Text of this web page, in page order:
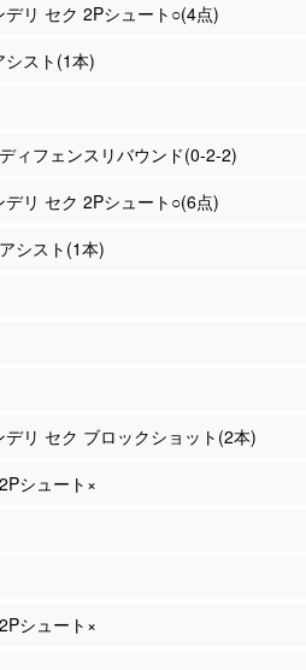
リ セク 2Pシュート○(4点)
スト(1本)
ィフェンスリバウンド(0-2-2)
リ セク 2Pシュート○(6点)
シスト(1本)
リ セク ブロックショット(2本)
シュート×
シュート×